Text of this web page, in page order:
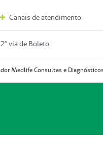
Canais de atendimento
2º via de Boleto